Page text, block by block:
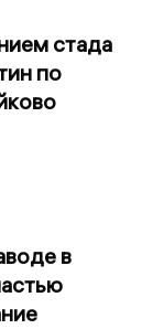
стада
по
в